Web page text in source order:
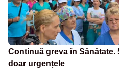
Continuă greva în Sănătate.
doar urgențele